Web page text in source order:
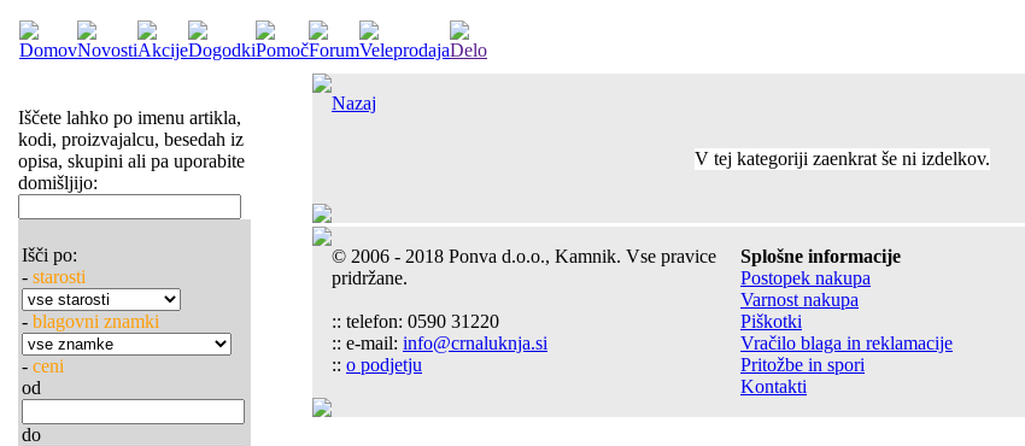
Iščete lahko po imenu artikla,
kodi, proizvajalcu, besedah iz
opisa, skupini ali pa uporabite
domišljijo:
Išči po:
- starosti
- blagovni znamki
- ceni
od
do
Nazaj
V tej kategoriji zaenkrat še ni izdelkov.
© 2006 - 2018 Ponva d.o.o., Kamnik. Vse pravice
pridržane.
:: telefon: 0590 31220
:: e-mail: info@crnaluknja.si
:: o podjetju
Splošne informacije
Postopek nakupa
Varnost nakupa
Piškotki
Vračilo blaga in reklamacije
Pritožbe in spori
Kontakti